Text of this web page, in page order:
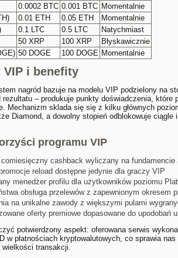
0.0002 BTC 0.001 BTC Momentalnie
0.01 ETH 0.05 ETH
Momentalnie
0.1 LTC 0.5 LTC
Natychmiast
50 XRP 100 XRP
Błyskawicznie
50 DOGE 100 DOGE Momentalnie
VIP i benefity
nagród bazuje na modelu VIP podzielony na
rezultatu – produkuje punkty doświadczenia, które
Mechanizm sklada się się z kilku głównych
Diamond, a dowolny stopień odblokowuje ciągle
programu VIP
comiesięczny cashback wyliczany na
reload dostępne jedynie dla graczy VIP
menedżer profilu dla użytkowników poziomu
obsługa przelewów z zapewnionym okresem
na unikalne zawody z większymi pulami
oferty premiowe dopasowane do upodobań
potwierdzony aspekt: oferowana serwis
w płatnościach kryptowalutowych, co sprawia
wielkości transakcji.